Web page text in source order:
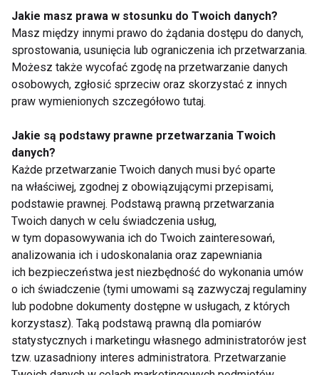
Wykonanie: selera i pomidora umyć. Selera drobno
posiekać, wrzucić do gotującego się bulionu i
gotować ok. 15 minut. Z ugotowanego selera odłożyć
1 łyżkę, resztę zmiksować. Dodać jogurt i zagotować,
zagęścić mąką ziemniaczaną i zagotować jeszcze
selera. Zupę podać z ćwiartką pomidora.
Podwieczorek(54 kcal)
Pół grejpfruta (około 150g)
Kolacja(221 kcal)
Zapiekanka z ryżu brązowego (40g suchego) i jabłka,
herbata owocowa bez cukru.
www.fit.pl
Jakie masz prawa w stosunku do Twoich danych?
Masz między innymi prawo do żądania dostępu do danych,
sprostowania, usunięcia lub ograniczenia ich przetwarzania.
Możesz także wycofać zgodę na przetwarzanie danych
osobowych, zgłosić sprzeciw oraz skorzystać z innych
praw wymienionych szczegółowo tutaj.
Jakie są podstawy prawne przetwarzania Twoich
danych?
Każde przetwarzanie Twoich danych musi być oparte
na właściwej, zgodnej z obowiązującymi przepisami,
podstawie prawnej. Podstawą prawną przetwarzania
Twoich danych w celu świadczenia usług,
w tym dopasowywania ich do Twoich zainteresowań,
analizowania ich i udoskonalania oraz zapewniania
ich bezpieczeństwa jest niezbędność do wykonania umów
o ich świadczenie (tymi umowami są zazwyczaj regulaminy
lub podobne dokumenty dostępne w usługach, z których
korzystasz). Taką podstawą prawną dla pomiarów
statystycznych i marketingu własnego administratorów jest
tzw. uzasadniony interes administratora. Przetwarzanie